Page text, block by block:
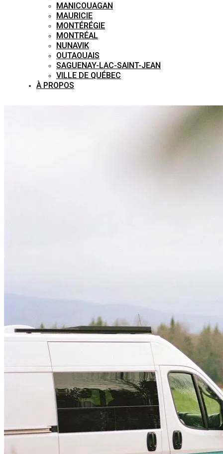
MANICOUAGAN
MAURICIE
MONTÉRÉGIE
MONTRÉAL
NUNAVIK
OUTAOUAIS
SAGUENAY-LAC-SAINT-JEAN
VILLE DE QUÉBEC
À PROPOS